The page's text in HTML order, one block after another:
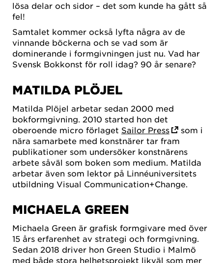
lösa delar och sidor – det som kunde ha gått så
fel!
Samtalet kommer också lyfta några av de
vinnande böckerna och se vad som är
dominerande i formgivningen just nu. Vad har
Svensk Bokkonst för roll idag? 90 år senare?
MATILDA PLÖJEL
Matilda Plöjel arbetar sedan 2000 med
bokformgivning. 2010 started hon det
oberoende micro förlaget Sailor Press
som i
nära samarbete med konstnärer tar fram
publikationer som undersöker konstnärens
arbete såväl som boken som medium. Matilda
arbetar även som lektor på Linnéuniversitets
utbildning Visual Communication+Change.
MICHAELA GREEN
Michaela Green är grafisk formgivare med över
15 års erfarenhet av strategi och formgivning.
Sedan 2018 driver hon Green Studio i Malmö
med både stora helhetsprojekt likväl som mer